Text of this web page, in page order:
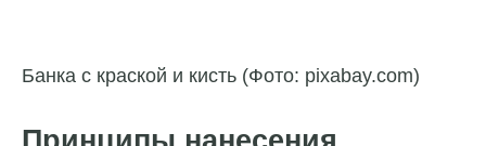
Банка с краской и кисть (Фото: pixabay.com)